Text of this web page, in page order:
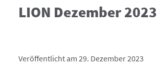
LION Dezember 2023
Veröffentlicht am 29. Dezember 2023